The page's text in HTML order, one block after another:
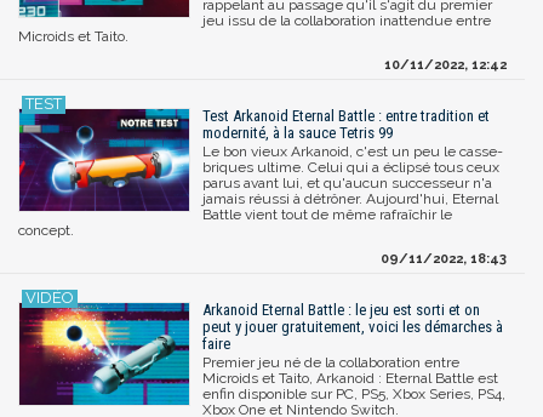
rappelant au passage qu'il s'agit du premier
jeu issu de la collaboration inattendue entre
Microids et Taito.
10/11/2022, 12:42
Test Arkanoid Eternal Battle : entre tradition et
modernité, à la sauce Tetris 99
Le bon vieux Arkanoid, c'est un peu le casse-
briques ultime. Celui qui a éclipsé tous ceux
parus avant lui, et qu'aucun successeur n'a
jamais réussi à détrôner. Aujourd'hui, Eternal
Battle vient tout de même rafraîchir le
concept.
09/11/2022, 18:43
Arkanoid Eternal Battle : le jeu est sorti et on
peut y jouer gratuitement, voici les démarches à
faire
Premier jeu né de la collaboration entre
Microids et Taito, Arkanoid : Eternal Battle est
enfin disponible sur PC, PS5, Xbox Series, PS4,
Xbox One et Nintendo Switch.